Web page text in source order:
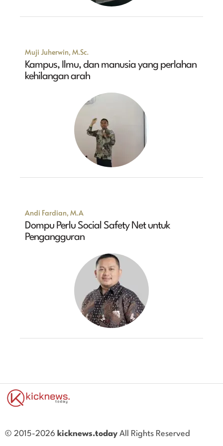
Muji Juherwin, M.Sc.
Kampus, Ilmu, dan manusia yang perlahan
kehilangan arah
Andi Fardian, M.A
Dompu Perlu Social Safety Net untuk
Pengangguran
© 2015-2026 kicknews.today All Rights Reserved